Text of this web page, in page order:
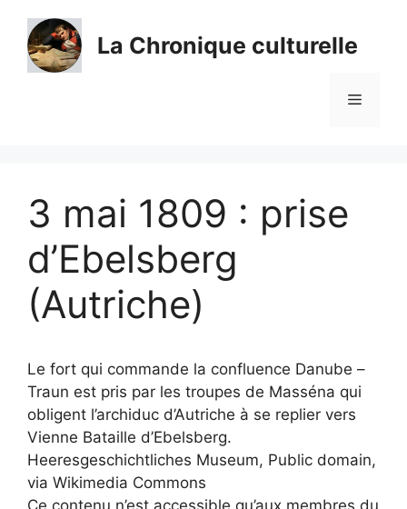
contenu
La Chronique culturelle
Menu
3 mai 1809 : prise
d’Ebelsberg
(Autriche)
Le fort qui commande la confluence Danube –
Traun est pris par les troupes de Masséna qui
obligent l’archiduc d’Autriche à se replier vers
Vienne Bataille d’Ebelsberg.
Heeresgeschichtliches Museum, Public domain,
via Wikimedia Commons
Ce contenu n’est accessible qu’aux membres du